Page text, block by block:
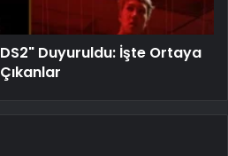
Duyuruldu: İşte Ortaya
Çıkanlar